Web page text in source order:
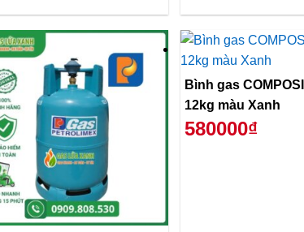
Bình gas COMPOSITE
12kg màu Xanh
580000₫